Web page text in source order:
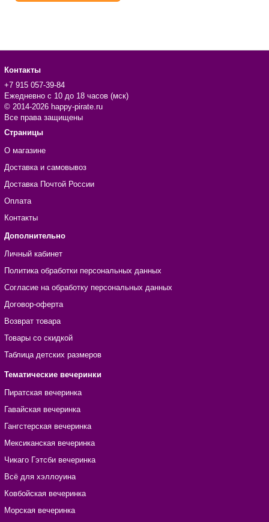
Контакты
+7 915 057-39-84
Ежедневно с 10 до 18 часов (мск)
© 2014-2026 happy-pirate.ru
Все права защищены
Страницы
О магазине
Доставка и самовывоз
Доставка Почтой России
Оплата
Контакты
Дополнительно
Личный кабинет
Политика обработки персональных данных
Согласие на обработку персональных данных
Договор-оферта
Возврат товара
Товары со скидкой
Таблица детских размеров
Тематические вечеринки
Пиратская вечеринка
Гавайская вечеринка
Гангстерская вечеринка
Мексиканская вечеринка
Чикаго Гэтсби вечеринка
Всё для хэллоуина
Ковбойская вечеринка
Морская вечеринка